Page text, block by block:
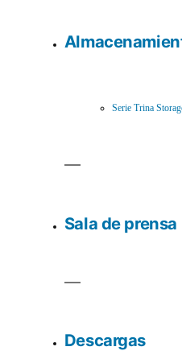
Serie Trina
Sala de prensa
Descargas